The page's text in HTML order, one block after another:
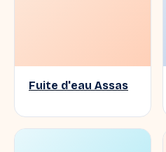
Fuite d'eau Assas